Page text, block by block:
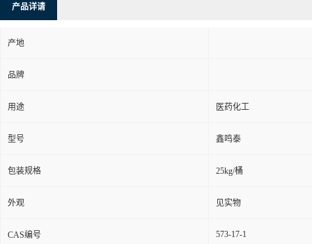
产品详请
产地
品牌
用途 医药化工
型号 鑫鸣泰
包装规格 25kg/桶
外观 见实物
CAS编号 573-17-1